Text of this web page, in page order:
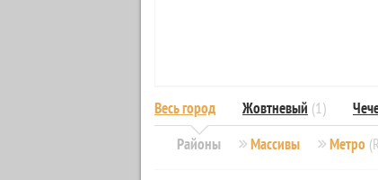
Районы
Весь город Жовтневый (1)
Массивы
Метро